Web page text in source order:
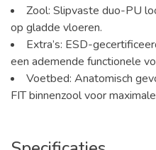
Zool: Slipvaste duo-PU
op gladde vloeren.
Extra’s: ESD-
een ademende functionele
Voetbed: Anatomisch
FIT binnenzool voor